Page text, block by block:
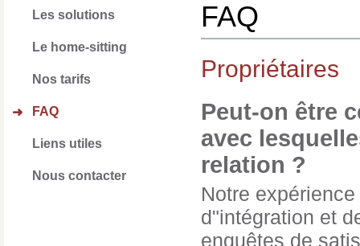
Les solutions
Le home-sitting
Nos tarifs
➜ FAQ
Liens utiles
Nous contacter
FAQ
Propriétaires
Peut-on être
avec
relation ?
Notre
d"intégration et
enquêtes de